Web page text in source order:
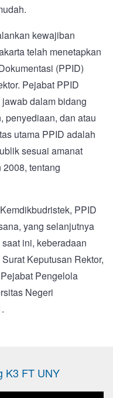
kewajiban
telah menetapkan
(PPID)
Pejabat PPID
dalam bidang
penyediaan, dan atau
utama PPID adalah
sesuai amanat
tentang
PPID
yang selanjutnya
ini, keberadaan
Keputusan Rektor,
Pengelola
Negeri
K3 FT UNY